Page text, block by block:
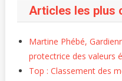
Articles les plus
Martine Phébé,
protectrice des valeurs
Top : Classement des